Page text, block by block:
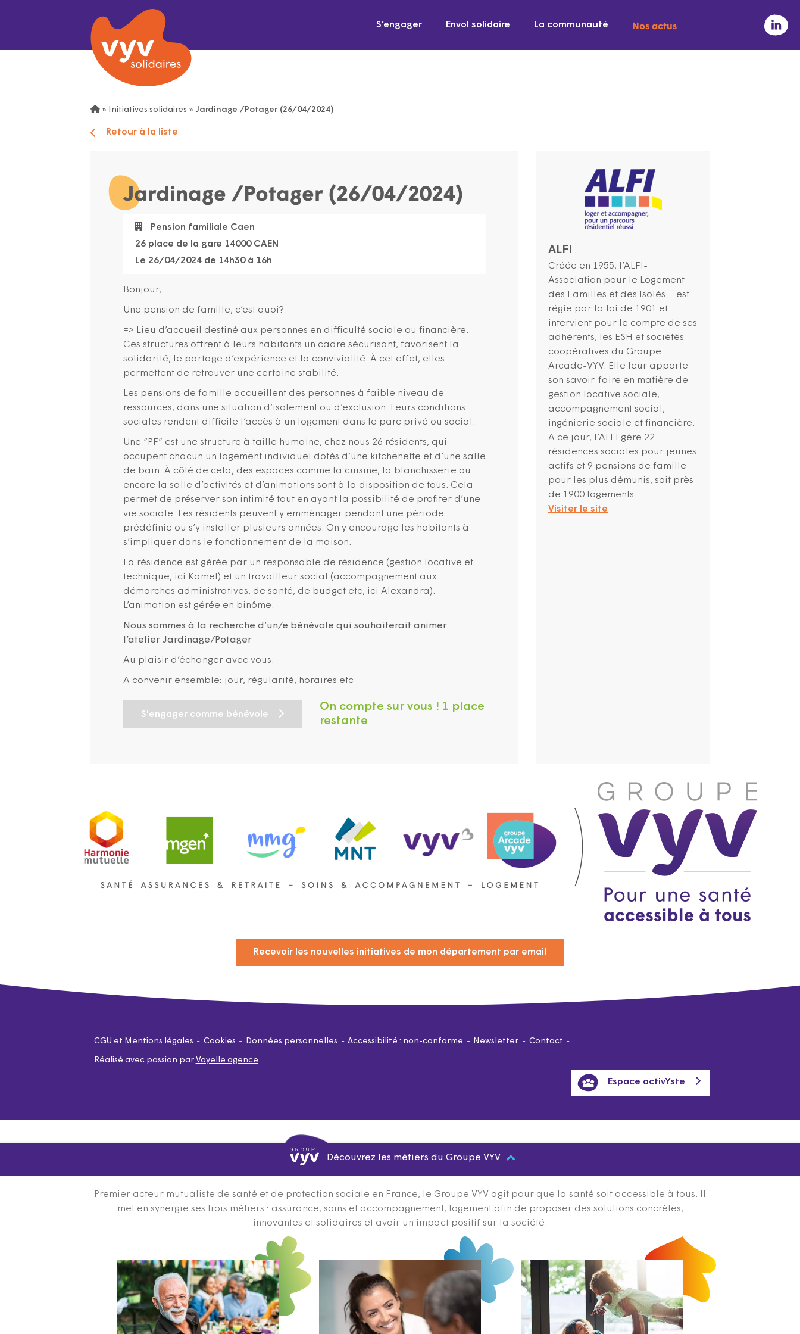
S’engager Envol solidaire La communauté Nos actus
» Initiatives solidaires » Jardinage /Potager (26/04/2024)
Retour à la liste
Jardinage /Potager (26/04/2024)
Pension familiale Caen
26 place de la gare 14000 CAEN
Le 26/04/2024 de 14h30 à 16h
Bonjour,
Une pension de famille, c’est quoi?
=> Lieu d’accueil destiné aux personnes en difficulté sociale ou financière.
Ces structures offrent à leurs habitants un cadre sécurisant, favorisent la
solidarité, le partage d’expérience et la convivialité. À cet effet, elles
permettent de retrouver une certaine stabilité.
Les pensions de famille accueillent des personnes à faible niveau de
ressources, dans une situation d’isolement ou d’exclusion. Leurs conditions
sociales rendent difficile l’accès à un logement dans le parc privé ou social.
Une “PF” est une structure à taille humaine, chez nous 26 résidents, qui
occupent chacun un logement individuel dotés d’une kitchenette et d’une salle
de bain. À côté de cela, des espaces comme la cuisine, la blanchisserie ou
encore la salle d’activités et d’animations sont à la disposition de tous. Cela
permet de préserver son intimité tout en ayant la possibilité de profiter d’une
vie sociale. Les résidents peuvent y emménager pendant une période
prédéfinie ou s’y installer plusieurs années. On y encourage les habitants à
s’impliquer dans le fonctionnement de la maison.
La résidence est gérée par un responsable de résidence (gestion locative et
technique, ici Kamel) et un travailleur social (accompagnement aux
démarches administratives, de santé, de budget etc, ici Alexandra).
L’animation est gérée en binôme.
Nous sommes à la recherche d’un/e bénévole qui souhaiterait animer
l’atelier Jardinage/Potager
Au plaisir d’échanger avec vous.
A convenir ensemble: jour, régularité, horaires etc
S'engager comme bénévole
On compte sur vous ! 1 place
restante
ALFI
Créée en 1955, l’ALFI-
Association pour le Logement
des Familles et des Isolés – est
régie par la loi de 1901 et
intervient pour le compte de ses
adhérents, les ESH et sociétés
coopératives du Groupe
Arcade-VYV. Elle leur apporte
son savoir-faire en matière de
gestion locative sociale,
accompagnement social,
ingénierie sociale et financière.
A ce jour, l’ALFI gère 22
résidences sociales pour jeunes
actifs et 9 pensions de famille
pour les plus démunis, soit près
de 1900 logements.
Visiter le site
Recevoir les nouvelles initiatives de mon département par email
CGU et Mentions légales Cookies Données personnelles Accessibilité : non-conforme Newsletter Contact
Réalisé avec passion par Voyelle agence
Espace activYste
Découvrez les métiers du Groupe VYV
Premier acteur mutualiste de santé et de protection sociale en France, le Groupe VYV agit pour que la santé soit accessible à tous. Il
met en synergie ses trois métiers : assurance, soins et accompagnement, logement afin de proposer des solutions concrètes,
innovantes et solidaires et avoir un impact positif sur la société.